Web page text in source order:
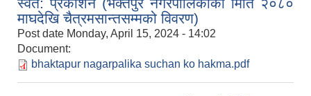
स्वत: प्रकाशन (भक्तपुर नगरपालिकाको मिति २०८०
माघदेखि चैत्रमसान्तसम्मको विवरण)
Post date Monday, April 15, 2024 - 14:02
Document:
bhaktapur nagarpalika suchan ko hakma.pdf